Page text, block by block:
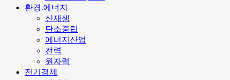
환경.에너지
신재생
탄소중립
에너지산업
전력
원자력
전기경제